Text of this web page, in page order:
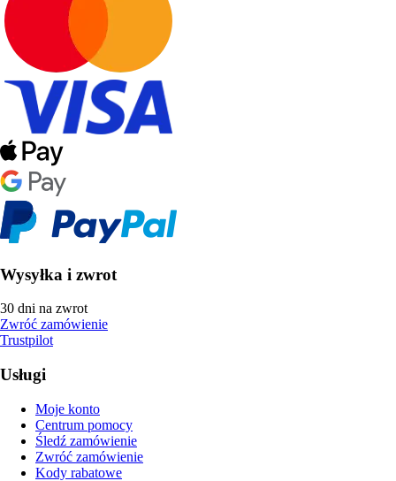
Wysyłka i zwrot
30 dni na zwrot
Zwróć zamówienie
Trustpilot
Usługi
Moje konto
Centrum pomocy
Śledź zamówienie
Zwróć zamówienie
Kody rabatowe